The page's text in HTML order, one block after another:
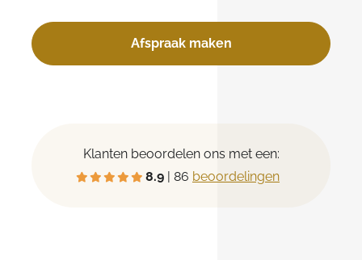
Afspraak maken
Klanten beoordelen ons met een:
8.9
| 86 beoordelingen